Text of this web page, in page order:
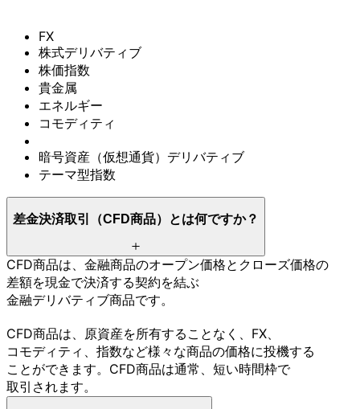
FX
株式デリバティブ
株価指数
貴金属
エネルギー
コモディティ
暗号資産 （仮想通貨） デリバティブ
テーマ型指数
差金決済取引 （CFD商品）とは何ですか？
CFD商品は、 金融商品のオープン価格と クローズ価格の
差額を現金で決済する契約を結ぶ
金融デリバティブ商品です。
CFD商品は、 原資産を所有する ことなく、 FX、
コモディティ、 指数など様々な商品の価格に投機する
ことができます。 CFD商品は通常、 短い時間枠で
取引されます。